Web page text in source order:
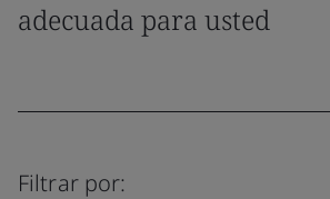
adecuada para usted
Filtrar por: